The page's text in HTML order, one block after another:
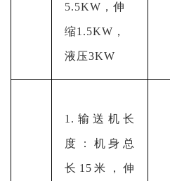
5.5KW，伸
缩1.5KW，
液压3KW
1.输送机长
度：机身总
长15米，伸